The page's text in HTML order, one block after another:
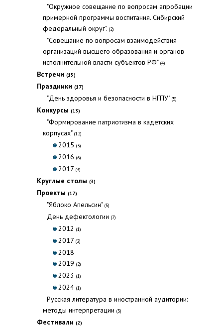
"Окружное совещание по вопросам апробации
примерной программы воспитания. Сибирский
федеральный округ". (2)
"Совещание по вопросам взаимодействия
организаций высшего образования и органов
исполнительной власти субъектов РФ" (4)
Встречи (15)
Праздники (17)
"День здоровья и безопасности в НГПУ" (5)
Конкурсы (13)
"Формирование патриотизма в кадетских
корпусах" (12)
2015 (3)
2016 (6)
2017 (3)
Круглые столы (3)
Проекты (17)
"Яблоко Апельсин" (5)
День дефектологии (7)
2012 (1)
2017 (2)
2018
2019 (2)
2023 (1)
2024 (1)
Русская литература в иностранной аудитории:
методы интерпретации (5)
Фестивали (2)